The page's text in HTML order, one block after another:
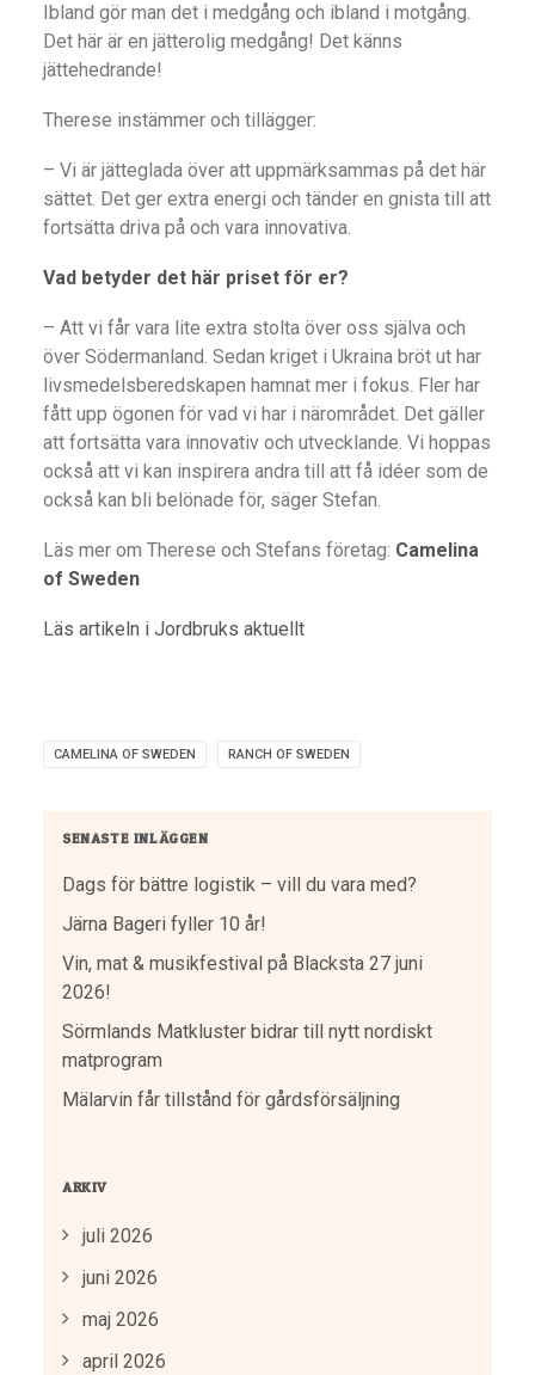
Ibland gör man det i medgång och ibland i motgång.
Det här är en jätterolig medgång! Det känns
jättehedrande!
Therese instämmer och tillägger:
– Vi är jätteglada över att uppmärksammas på det här
sättet. Det ger extra energi och tänder en gnista till att
fortsätta driva på och vara innovativa.
Vad betyder det här priset för er?
– Att vi får vara lite extra stolta över oss själva och
över Södermanland. Sedan kriget i Ukraina bröt ut har
livsmedelsberedskapen hamnat mer i fokus. Fler har
fått upp ögonen för vad vi har i närområdet. Det gäller
att fortsätta vara innovativ och utvecklande. Vi hoppas
också att vi kan inspirera andra till att få idéer som de
också kan bli belönade för, säger Stefan.
Läs mer om Therese och Stefans företag: Camelina
of Sweden
Läs artikeln i Jordbruks aktuellt
CAMELINA OF SWEDEN RANCH OF SWEDEN
SENASTE INLÄGGEN
Dags för bättre logistik – vill du vara med?
Järna Bageri fyller 10 år!
Vin, mat & musikfestival på Blacksta 27 juni
2026!
Sörmlands Matkluster bidrar till nytt nordiskt
matprogram
Mälarvin får tillstånd för gårdsförsäljning
ARKIV
juli 2026
juni 2026
maj 2026
april 2026